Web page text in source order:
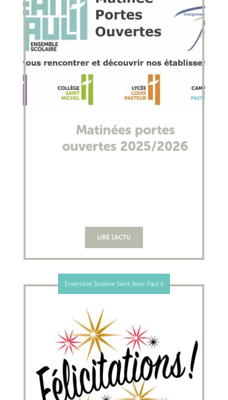
Matinées portes
ouvertes 2025/2026
LIRE L'ACTU
Ensemble Scolaire Saint Jean-Paul II